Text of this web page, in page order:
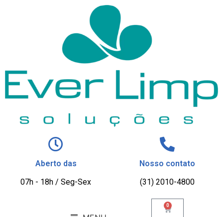
Aberto das
07h - 18h / Seg-Sex
Nosso contato
(31) 2010-4800
0